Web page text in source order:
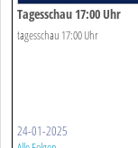
Tagesschau 17:00 Uhr
tagesschau 17:00 Uhr
24-01-2025